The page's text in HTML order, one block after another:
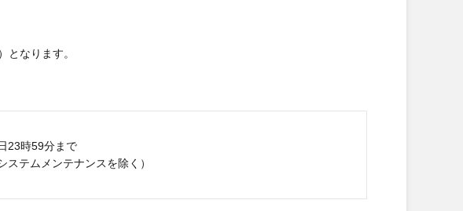
となります。
23時59分まで
システムメンテナンスを除く）